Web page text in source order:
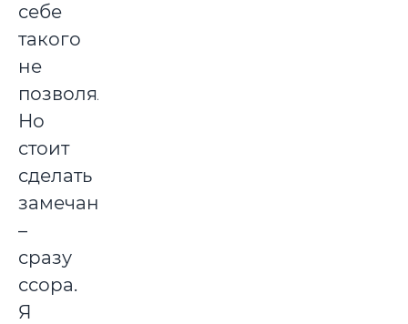
себе
такого
не
позволял.
Но
стоит
сделать
замечание
–
сразу
ссора.
Я